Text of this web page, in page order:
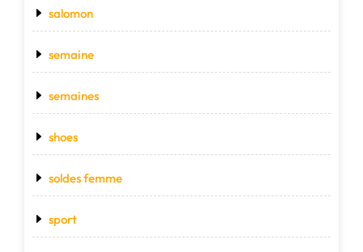
salomon
semaine
semaines
shoes
soldes femme
sport